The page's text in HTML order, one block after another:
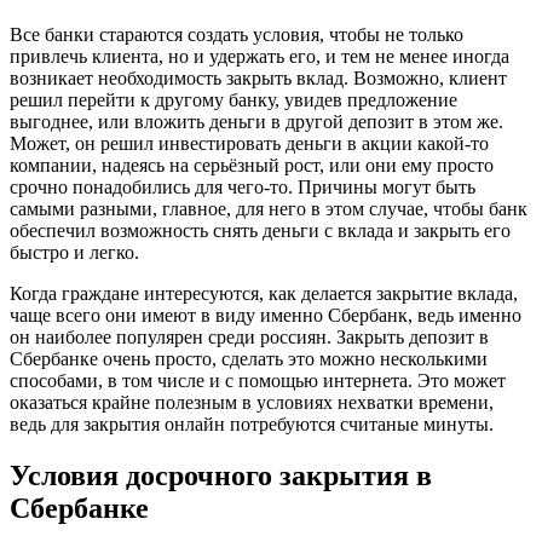
Все банки стараются создать условия, чтобы не только
привлечь клиента, но и удержать его, и тем не менее иногда
возникает необходимость закрыть вклад. Возможно, клиент
решил перейти к другому банку, увидев предложение
выгоднее, или вложить деньги в другой депозит в этом же.
Может, он решил инвестировать деньги в акции какой-то
компании, надеясь на серьёзный рост, или они ему просто
срочно понадобились для чего-то. Причины могут быть
самыми разными, главное, для него в этом случае, чтобы банк
обеспечил возможность снять деньги с вклада и закрыть его
быстро и легко.
Когда граждане интересуются, как делается закрытие вклада,
чаще всего они имеют в виду именно Сбербанк, ведь именно
он наиболее популярен среди россиян. Закрыть депозит в
Сбербанке очень просто, сделать это можно несколькими
способами, в том числе и с помощью интернета. Это может
оказаться крайне полезным в условиях нехватки времени,
ведь для закрытия онлайн потребуются считаные минуты.
Условия досрочного закрытия в
Сбербанке